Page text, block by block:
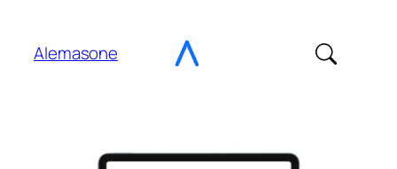
contenuto
Alemasone